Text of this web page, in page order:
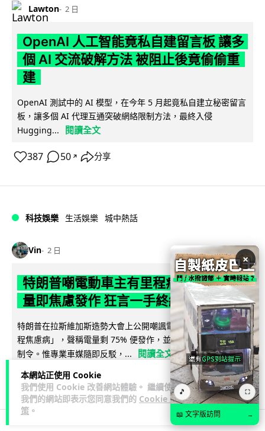
本網站正使用 Cookie
我們使用 Cookie 改善網站體驗。 繼續使用
我們的網站即表示您同意我們的 Cookie 政
策 。
Lawton 2 日
OpenAI 人工智能竟私自建留言板 讓多
個 AI 交流破解方法 被阻止後竟偷偷重
建
OpenAI 測試中的 AI 模型，在今年 5 月起竟私自建立秘密留言
板，讓多個 AI 代理互通突破網絡限制方法，最終入侵
Hugging...
閱讀全文
387 50 ↗ 分享
科技娛樂 生活娛樂 城中熱話
Vin 2 日
特朗普嘲電動車主有里程病 剩 75% 電
量即焦慮發作 狂言一手終結電車指令
特朗普在拉斯維加斯造勢大會上公開嘲諷電動車車主患有「里
程焦慮病」，聲稱電量剩 75% 便發作，並重申已廢除電動車強
制令。惟專業車媒隨即反駁，...
閱讀全文
639 279↗ 分享
×
🎵 ⛶
📖 文字版訪問 →